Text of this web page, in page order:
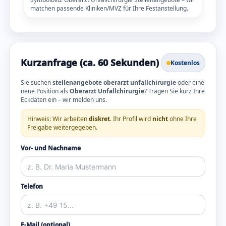
matchen passende Kliniken/MVZ für Ihre Festanstellung.
Kurzanfrage (ca. 60 Sekunden) Kostenlos
Sie suchenstellenangebote oberarzt unfallchirurgieoder eine
neue Position als Oberarzt Unfallchirurgie? Tragen Sie kurz Ihre
Eckdaten ein – wir melden uns.
Hinweis: Wir arbeitendiskret. Ihr Profil wird nichtohne Ihre
Freigabe weitergegeben.
Vor- und Nachname
Telefon